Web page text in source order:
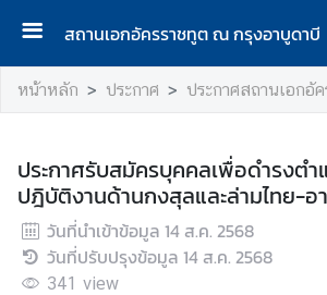
สถานเอกอัครราชทูต ณ กรุงอาบูดาบี
ห
น้
ร
ก
ติ
ด
หน้าหลัก ประกาศ ประกาศสถานเอกอั
ประกาศรับสมัครบุคคลเพื่อดำรงต
ปฎิบัติงานด้านกงสุลและล่ามไทย-อ
วันที่นำเข้าข้อมูล 14 ส.ค. 2568
วันที่ปรับปรุงข้อมูล 14 ส.ค. 2568
341 view